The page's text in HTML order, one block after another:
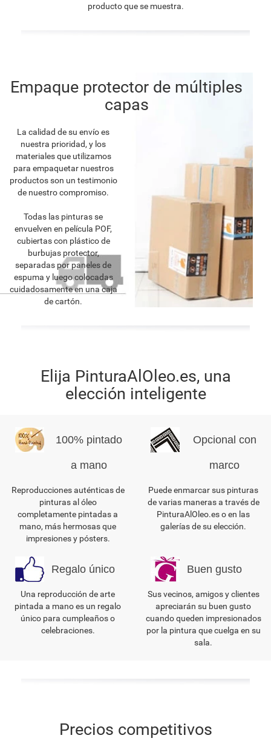
producto que se muestra.
Empaque protector de múltiples
capas
La calidad de su envío es
nuestra prioridad, y los
materiales que utilizamos
para empaquetar nuestros
productos son un testimonio
de nuestro compromiso.
Todas las pinturas se
envuelven en película POF,
cubiertas con plástico de
burbujas protector,
separadas por paneles de
espuma y luego colocadas
cuidadosamente en una caja
de cartón.
Elija PinturaAlOleo.es, una
elección inteligente
100% pintado
a mano
Reproducciones auténticas de
pinturas al óleo
completamente pintadas a
mano, más hermosas que
impresiones y pósters.
Opcional con
marco
Puede enmarcar sus pinturas
de varias maneras a través de
PinturaAlOleo.es o en las
galerías de su elección.
Regalo único
Una reproducción de arte
pintada a mano es un regalo
único para cumpleaños o
celebraciones.
Buen gusto
Sus vecinos, amigos y clientes
apreciarán su buen gusto
cuando queden impresionados
por la pintura que cuelga en su
sala.
Precios competitivos